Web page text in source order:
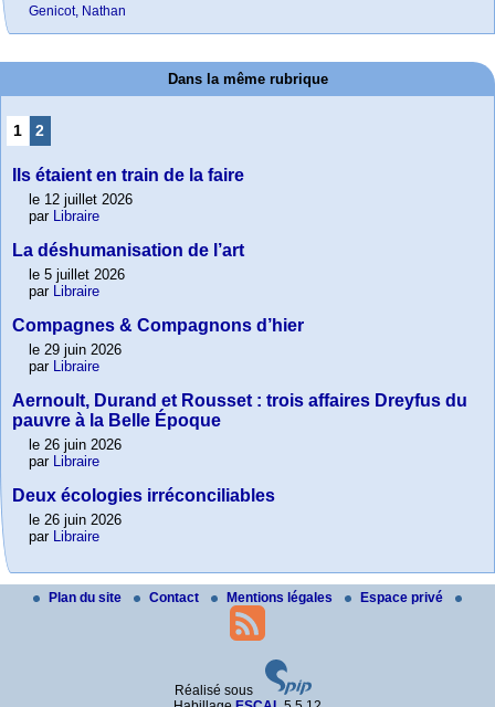
Genicot, Nathan
Dans la même rubrique
1 2
Ils étaient en train de la faire
le 12 juillet 2026
par Libraire
La déshumanisation de l’art
le 5 juillet 2026
par Libraire
Compagnes & Compagnons d’hier
le 29 juin 2026
par Libraire
Aernoult, Durand et Rousset : trois affaires Dreyfus du
pauvre à la Belle Époque
le 26 juin 2026
par Libraire
Deux écologies irréconciliables
le 26 juin 2026
par Libraire
Plan du site Contact Mentions légales Espace privé
Réalisé sous